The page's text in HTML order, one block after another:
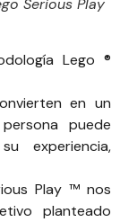
Serious Play
Lego ®
en un
puede
experiencia,
Play ™ nos
planteado